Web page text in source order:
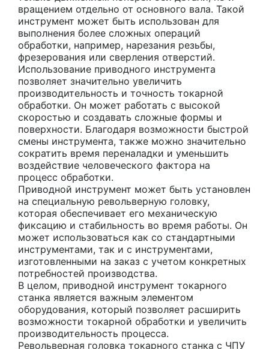
вращением отдельно от основного вала. Такой
инструмент может быть использован для
выполнения более сложных операций
обработки, например, нарезания резьбы,
фрезерования или сверления отверстий.
Использование приводного инструмента
позволяет значительно увеличить
производительность и точность токарной
обработки. Он может работать с высокой
скоростью и создавать сложные формы и
поверхности. Благодаря возможности быстрой
смены инструмента, также можно значительно
сократить время переналадки и уменьшить
воздействие человеческого фактора на
процесс обработки.
Приводной инструмент может быть установлен
на специальную револьверную головку,
которая обеспечивает его механическую
фиксацию и стабильность во время работы. Он
может использоваться как со стандартными
инструментами, так и с инструментами,
изготовленными на заказ с учетом конкретных
потребностей производства.
В целом, приводной инструмент токарного
станка является важным элементом
оборудования, который позволяет расширить
возможности токарной обработки и увеличить
производительность процесса.
Револьверная головка токарного станка с ЧПУ